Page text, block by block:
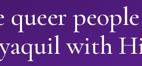
queer
with